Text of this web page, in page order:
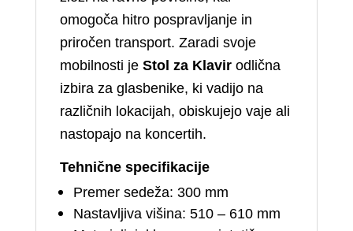
omogoča hitro pospravljanje in
priročen transport. Zaradi svoje
mobilnosti je Stol za Klavirodlična
izbira za glasbenike, ki vadijo na
različnih lokacijah, obiskujejo vaje ali
nastopajo na koncertih.
Tehnične specifikacije
Premer sedeža: 300 mm
Nastavljiva višina: 510 – 610 mm